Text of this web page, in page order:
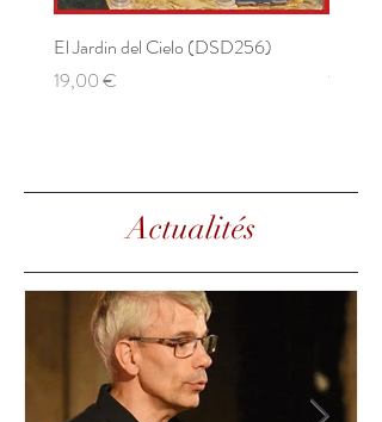
El Jardin del Cielo (DSD256)
Prix
19,00 €
Prix
15,00 €
Actualités